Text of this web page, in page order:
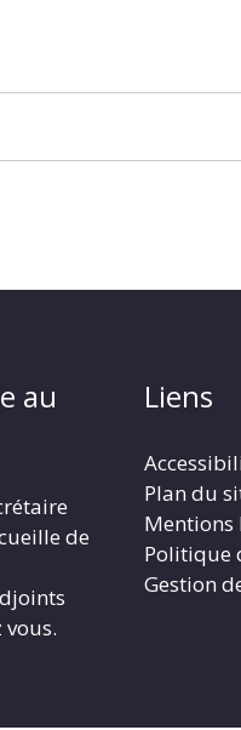
au
de
Liens
Plan du
Mentions
Politique
Gestion